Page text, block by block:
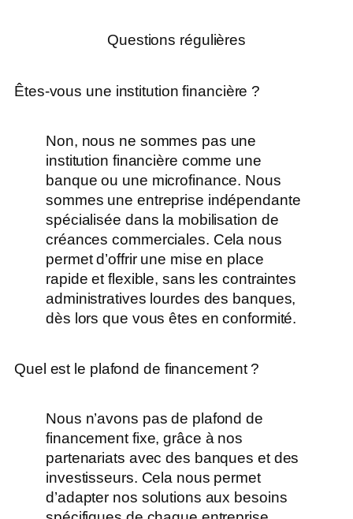
Questions régulières
Êtes-vous une institution financière ?
Non, nous ne sommes pas une
institution financière comme une
banque ou une microfinance. Nous
sommes une entreprise indépendante
spécialisée dans la mobilisation de
créances commerciales. Cela nous
permet d’offrir une mise en place
rapide et flexible, sans les contraintes
administratives lourdes des banques,
dès lors que vous êtes en conformité.
Quel est le plafond de financement ?
Nous n’avons pas de plafond de
financement fixe, grâce à nos
partenariats avec des banques et des
investisseurs. Cela nous permet
d’adapter nos solutions aux besoins